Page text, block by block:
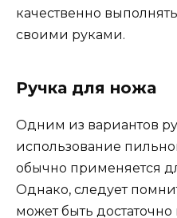
качественно
своими руками.
Ручка для ножа
Одним из вариантов
использование
обычно применяется
Однако, следует
может быть